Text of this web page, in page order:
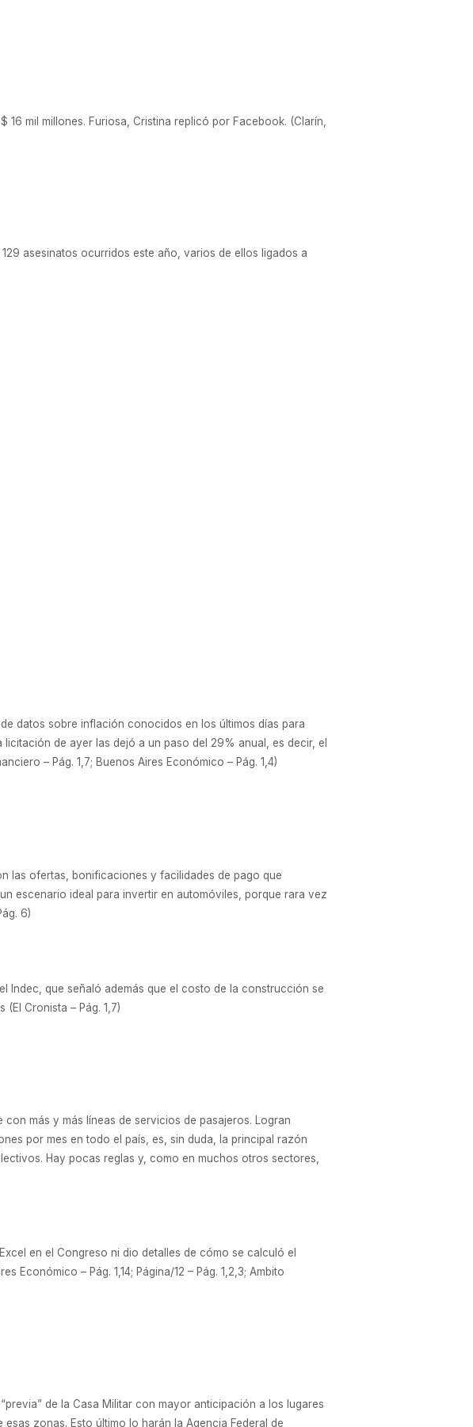
mil millones. Furiosa, Cristina replicó por Facebook. (Clarín,
asesinatos ocurridos este año, varios de ellos ligados a
datos sobre inflación conocidos en los últimos días para
de ayer las dejó a un paso del 29% anual, es decir, el
– Pág. 1,7; Buenos Aires Económico – Pág. 1,4)
las ofertas, bonificaciones y facilidades de pago que
escenario ideal para invertir en automóviles, porque rara vez
6)
Indec, que señaló además que el costo de la construcción se
Cronista – Pág. 1,7)
más y más líneas de servicios de pasajeros. Logran
por mes en todo el país, es, sin duda, la principal razón
Hay pocas reglas y, como en muchos otros sectores,
en el Congreso ni dio detalles de cómo se calculó el
Económico – Pág. 1,14; Página/12 – Pág. 1,2,3; Ambito
de la Casa Militar con mayor anticipación a los lugares
zonas. Esto último lo harán la Agencia Federal de